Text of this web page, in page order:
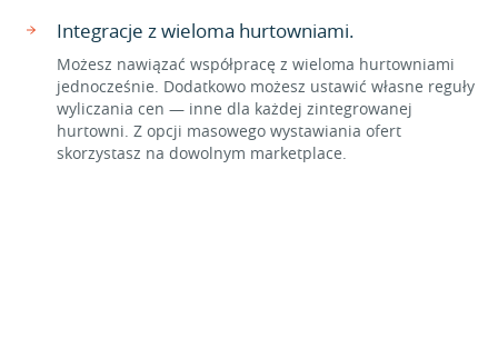
Integracje z wieloma hurtowniami.
Możesz nawiązać współpracę z wieloma hurtowniami
jednocześnie. Dodatkowo możesz ustawić własne reguły
wyliczania cen — inne dla każdej zintegrowanej
hurtowni. Z opcji masowego wystawiania ofert
skorzystasz na dowolnym marketplace.